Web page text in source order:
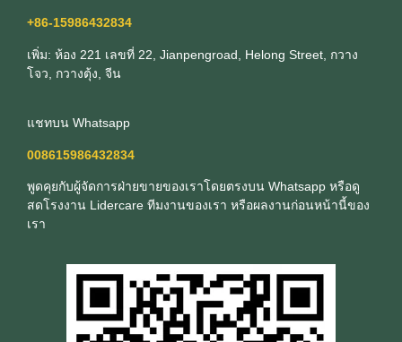
+86-15986432834
เพิ่ม: ห้อง 221 เลขที่ 22, Jianpengroad, Helong Street, กวาง
โจว, กวางตุ้ง, จีน
แชทบน Whatsapp
008615986432834
พูดคุยกับผู้จัดการฝ่ายขายของเราโดยตรงบน Whatsapp หรือดู
สดโรงงาน Lidercare ทีมงานของเรา หรือผลงานก่อนหน้านี้ของ
เรา